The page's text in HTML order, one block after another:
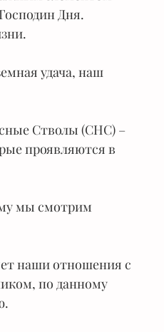
Дня.
удача, наш
Стволы (СНС) –
проявляются в
мы смотрим
наши отношения с
по данному